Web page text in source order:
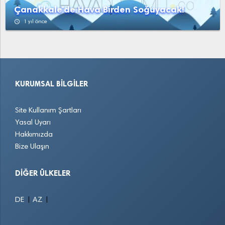
Çanakkale'de Hava Birden Soğuyacak!
access_time 1 yıl önce
KURUMSAL BILGILER
Site Kullanım Şartları
Yasal Uyarı
Hakkımızda
Bize Ulaşın
DIĞER ÜLKELER
DE AZ